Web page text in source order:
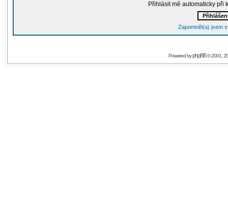
Přihlásit mě automaticky při
Zapomněl(a) jsem
Powered byphpBB© 2001,